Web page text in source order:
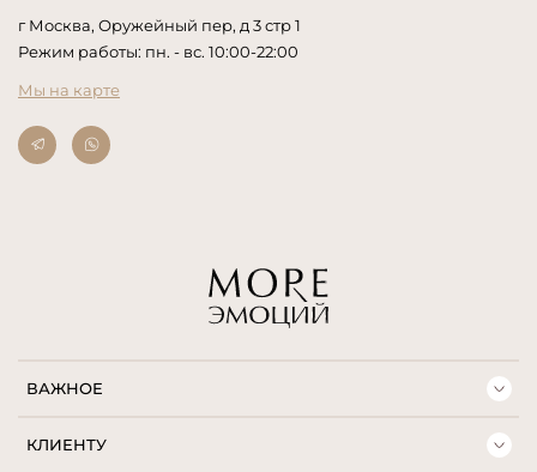
г Москва, Оружейный пер, д 3 стр 1
Режим работы: пн. - вс. 10:00-22:00
Мы на карте
ВАЖНОЕ
КЛИЕНТУ